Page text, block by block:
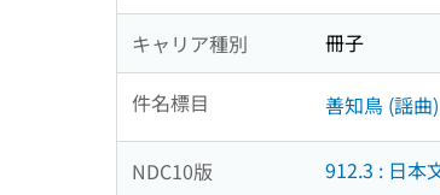
キャリア種別 冊子
件名標目 善知鳥 (謡曲)
NDC10版 912.3 : 日本